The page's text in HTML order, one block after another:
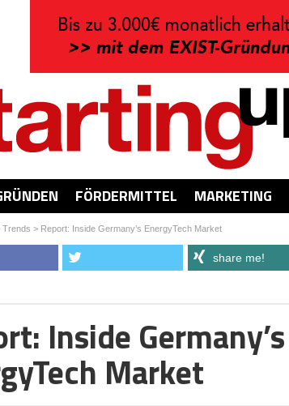
FÖRDERMITTEL MARKETING
Trends > Report: Inside Germany’s EnergyTech Market
share me!
Inside Germany’s
Market